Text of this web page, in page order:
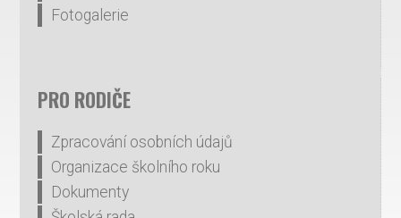
Fotogalerie
PRO RODIČE
Zpracování osobních údajů
Organizace školního roku
Dokumenty